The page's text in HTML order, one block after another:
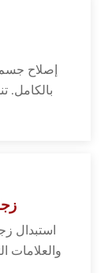
إصلاح جسم
بالكامل.
استبدال
والعلامات